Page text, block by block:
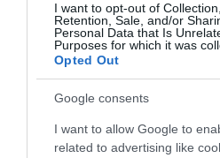
I want to opt-out of
Retention, Sale, and/or
Personal Data that Is
Purposes for which it was
Opted Out
Google consents
I want to allow Google to
related to advertising like